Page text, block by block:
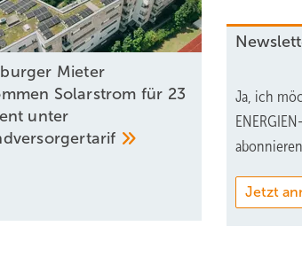
Mieter
Solarstrom für 23
unter
Ja, ich
Jetzt